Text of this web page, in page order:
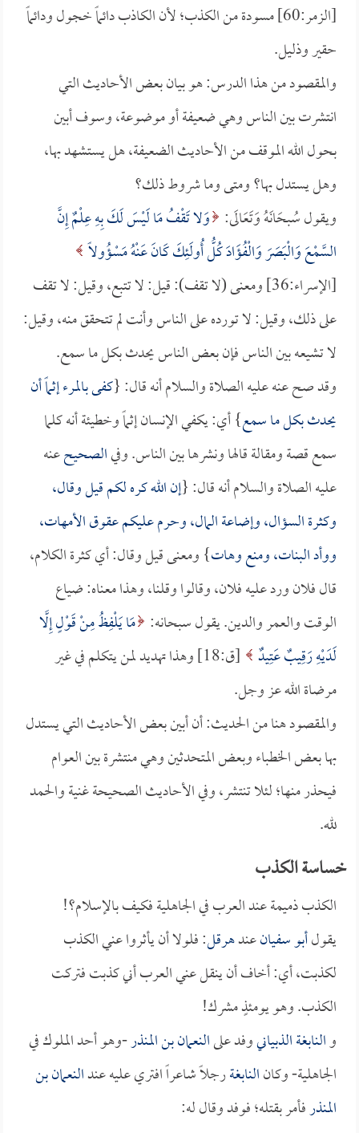
[الزمر:60] مسودة من الكذب؛ لأن الكاذب دائماً خجول ودائماً
حقير وذليل.
والمقصود من هذا الدرس: هو بيان بعض الأحاديث التي
انتشرت بين الناس وهي ضعيفة أو موضوعة، وسوف أبين
بحول الله الموقف من الأحاديث الضعيفة، هل يستشهد بها،
وهل يستدل بها؟ ومتى وما شروط ذلك؟
ويقول سُبحَانَهُ وَتَعَالَى: وَلا تَقْفُ مَا لَيْسَ لَكَ بِهِ عِلْمٌ إِنَّ
السَّمْعَ وَالْبَصَرَ وَالْفُؤَادَ كُلُّ أُولَئِكَ كَانَ عَنْهُ مَسْؤُولاً
[الإسراء:36] ومعنى (لا تقف): قيل: لا تتبع، وقيل: لا تقف
على ذلك، وقيل: لا تورده على الناس وأنت لم تتحقق منه، وقيل:
لا تشيعه بين الناس فإن بعض الناس يحدث بكل ما سمع.
وقد صح عنه عليه الصلاة والسلام أنه قال: {كفى بالمرء إثماً أن
يحدث بكل ما سمع} أي: يكفي الإنسان إثماً وخطيئة أنه كلما
سمع قصة ومقالة قالها ونشرها بين الناس. وفيالصحيحعنه
عليه الصلاة والسلام أنه قال: {إن الله كره لكم قيل وقال،
وكثرة السؤال، وإضاعة المال، وحرم عليكم عقوق الأمهات،
ووأد البنات، ومنع وهات} ومعنى قيل وقال: أي كثرة الكلام،
قال فلان ورد عليه فلان، وقالوا وقلنا، وهذا معناه: ضياع
الوقت والعمر والدين. يقول سبحانه: مَا يَلْفِظُ مِنْ قَوْلٍ إِلَّا
لَدَيْهِ رَقِيبٌ عَتِيدٌ
[ق:18] وهذا تهديد لمن يتكلم في غير
مرضاة الله عز وجل.
والمقصود هنا من الحديث: أن أبين بعض الأحاديث التي يستدل
بها بعض الخطباء وبعض المتحدثين وهي منتشرة بين العوام
فيحذر منها؛ لئلا تنتشر، وفي الأحاديث الصحيحة غنية والحمد
لله.
خساسة الكذب
الكذب ذميمة عند العرب في الجاهلية فكيف بالإسلام؟!
يقولأبو سفيانعندهرقل: فلولا أن يأثروا عني الكذب
لكذبت، أي: أخاف أن ينقل عني العرب أني كذبت فتركت
الكذب. وهو يومئذٍ مشرك!
والنابغة الذبيانيوفد علىالنعمان بن المنذر-وهو أحد الملوك في
الجاهلية- وكانالنابغةرجلاً شاعراً افتري عليه عندالنعمان بن
المنذرفأمر بقتله؛ فوفد وقال له: